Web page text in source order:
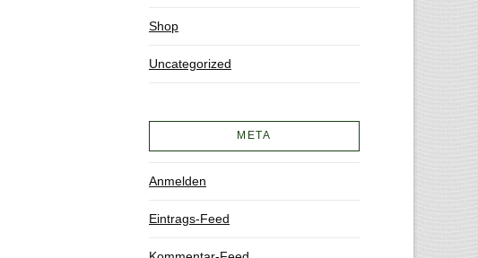
Shop
Uncategorized
META
Anmelden
Eintrags-Feed